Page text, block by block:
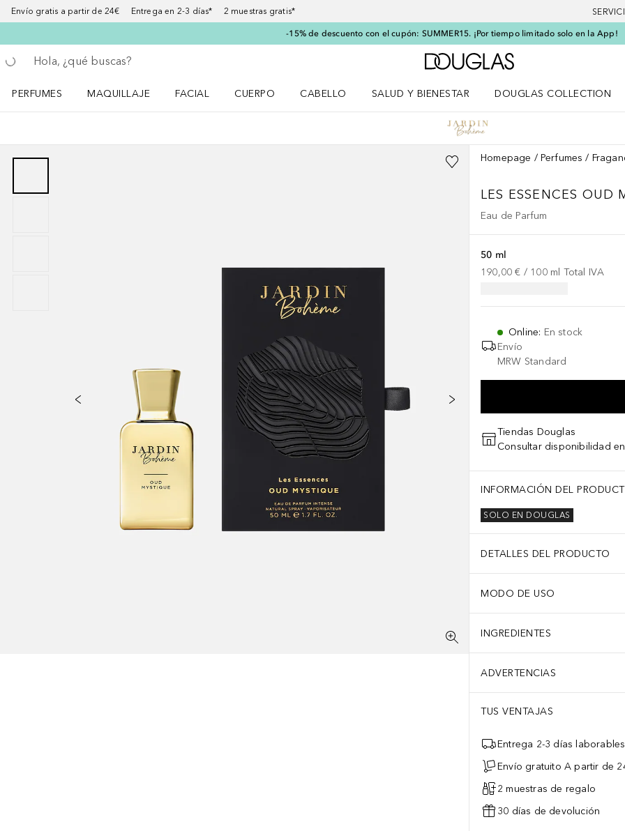
Envío gratis a partir de 24€ Entrega en 2-3 días* 2 muestras gratis*
-15% de descuento con el cupón: SUMMER15. ¡Por tiempo limitado solo en la App!
Regresar
Ejecutar búsqueda
A Douglas Home
PERFUMES
MAQUILLAJE
FACIAL
CUERPO
CABELLO
SALUD Y BIENESTAR
DOUGLAS COLLECTION
Homepage Perfumes
LES ESSENCES OUD
Eau de Parfum
50 ml
190,00 € / 100 ml Total IVA
Online: En stock
Envío
MRW Standard
Tiendas Douglas
Consultar disponibilidad
INFORMACIÓN DEL
SOLO EN DOUGLAS
DETALLES DEL PRODUCTO
MODO DE USO
INGREDIENTES
ADVERTENCIAS
TUS VENTAJAS
Entrega 2-3 días laborables
Envío gratuito A partir de
2 muestras de regalo
30 días de devolución